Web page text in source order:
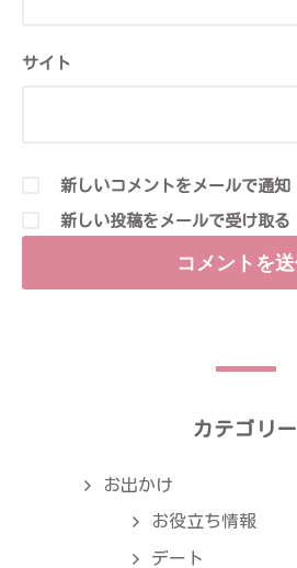
サイト
新しいコメントをメールで通知
新しい投稿をメールで受け取る
カテゴリー
お出かけ
お役立ち情報
デート